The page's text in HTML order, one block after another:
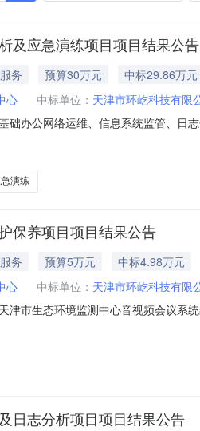
及应急演练项目项目结果公告
服务 预算30万元
中标29.86万元
心 中标单位： 天津市环屹科技有限
础办公网络运维、信息系统监管、日
成交家数：1二、竟比结果筛选工具
演练
保养项目项目结果公告
服务 预算5万元
中标4.98万元
心 中标单位： 天津市环屹科技有限
津市生态环境监测中心音视频会议系
人未使用筛选工具，所有参与供应商
日志分析项目项目结果公告